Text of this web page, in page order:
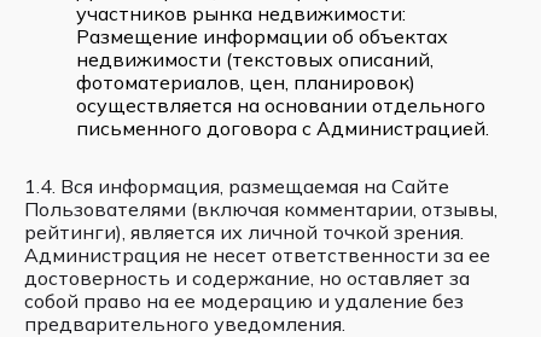
участников рынка недвижимости:
Размещение информации об объектах
недвижимости (текстовых описаний,
фотоматериалов, цен, планировок)
осуществляется на основании отдельного
письменного договора с Администрацией.
1.4. Вся информация, размещаемая на Сайте
Пользователями (включая комментарии, отзывы,
рейтинги), является их личной точкой зрения.
Администрация не несет ответственности за ее
достоверность и содержание, но оставляет за
собой право на ее модерацию и удаление без
предварительного уведомления.